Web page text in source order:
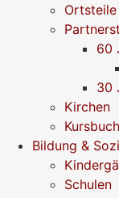
Ortsteile
60
30
Kirchen
Bildung &
Schulen